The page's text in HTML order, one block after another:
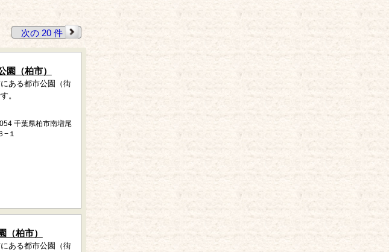
次の 20 件
園（柏市）
ある都市公園（街
。
千葉県柏市南増尾
−１
（柏市）
ある都市公園（街